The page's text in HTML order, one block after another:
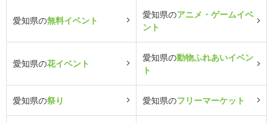
愛知県の無料イベント
愛知県のアニメ・ゲームイベ
ント
愛知県の花イベント
愛知県の動物ふれあいイベン
ト
愛知県の祭り 愛知県のフリーマーケット